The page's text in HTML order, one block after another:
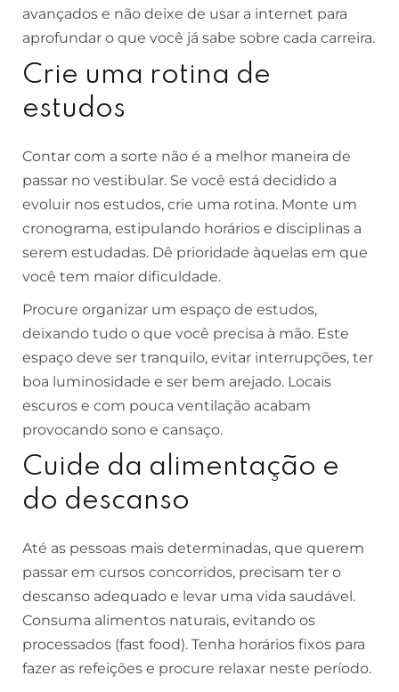
avançados e não deixe de usar a internet para
aprofundar o que você já sabe sobre cada carreira.
Crie uma rotina de
estudos
Contar com a sorte não é a melhor maneira de
passar no vestibular. Se você está decidido a
evoluir nos estudos, crie uma rotina. Monte um
cronograma, estipulando horários e disciplinas a
serem estudadas. Dê prioridade àquelas em que
você tem maior dificuldade.
Procure organizar um espaço de estudos,
deixando tudo o que você precisa à mão. Este
espaço deve ser tranquilo, evitar interrupções, ter
boa luminosidade e ser bem arejado. Locais
escuros e com pouca ventilação acabam
provocando sono e cansaço.
Cuide da alimentação e
do descanso
Até as pessoas mais determinadas, que querem
passar em cursos concorridos, precisam ter o
descanso adequado e levar uma vida saudável.
Consuma alimentos naturais, evitando os
processados (fast food). Tenha horários fixos para
fazer as refeições e procure relaxar neste período.